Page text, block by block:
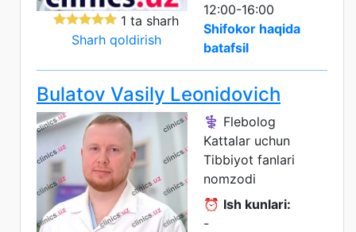
1 ta sharh
Sharh qoldirish
12:00-16:00
Shifokor haqida
batafsil
Bulatov Vasily Leonidovich
⚕️ Flebolog
Kattalar uchun
Tibbiyot fanlari
nomzodi
⏰ Ish kunlari:
-